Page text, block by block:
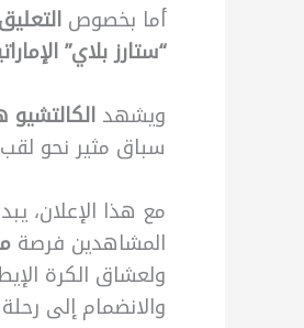
أما بخصوص
“ستارز بلاي”
ويشهد
سباق مثير نحو
مع هذا الإعلان،
المشاهدين فرصة
ولعشاق الكرة
والانضمام إلى